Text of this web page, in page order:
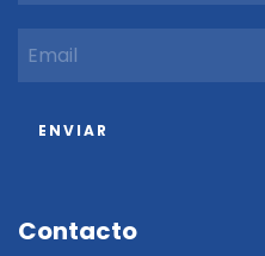
Contacto